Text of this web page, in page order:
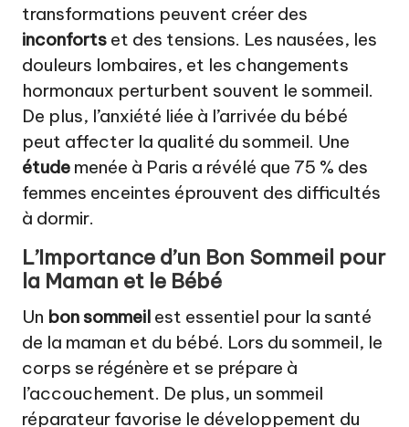
transformations peuvent créer des
inconforts et des tensions. Les nausées, les
douleurs lombaires, et les changements
hormonaux perturbent souvent le sommeil.
De plus, l’anxiété liée à l’arrivée du bébé
peut affecter la qualité du sommeil. Une
étude menée à Paris a révélé que 75 % des
femmes enceintes éprouvent des difficultés
à dormir.
L’Importance d’un Bon Sommeil pour
la Maman et le Bébé
Un bon sommeil est essentiel pour la santé
de la maman et du bébé. Lors du sommeil, le
corps se régénère et se prépare à
l’accouchement. De plus, un sommeil
réparateur favorise le développement du